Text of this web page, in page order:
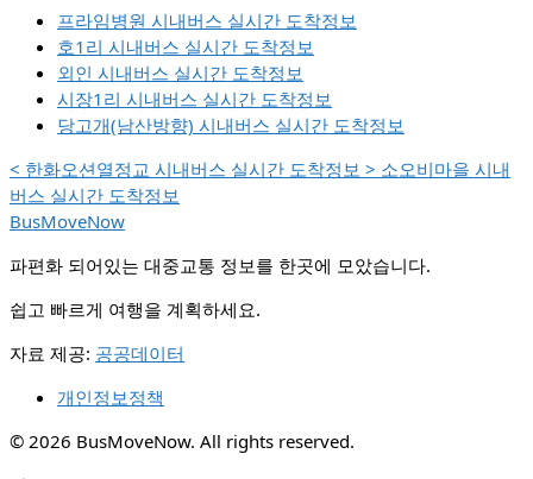
프라임병원 시내버스 실시간 도착정보
호1리 시내버스 실시간 도착정보
외인 시내버스 실시간 도착정보
시장1리 시내버스 실시간 도착정보
당고개(남산방향) 시내버스 실시간 도착정보
< 한화오션열정교 시내버스 실시간 도착정보 > 소오비마을 시내
버스 실시간 도착정보
BusMoveNow
파편화 되어있는 대중교통 정보를 한곳에 모았습니다.
쉽고 빠르게 여행을 계획하세요.
자료 제공: 공공데이터
개인정보정책
© 2026 BusMoveNow. All rights reserved.